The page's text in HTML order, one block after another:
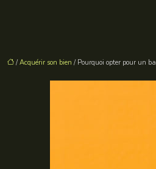
/Acquérir son bien / Pourquoi opter pour un